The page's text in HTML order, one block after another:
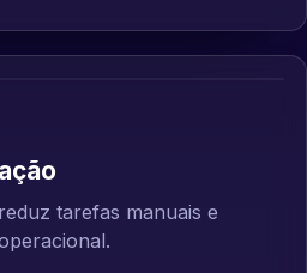
tarefas manuais e